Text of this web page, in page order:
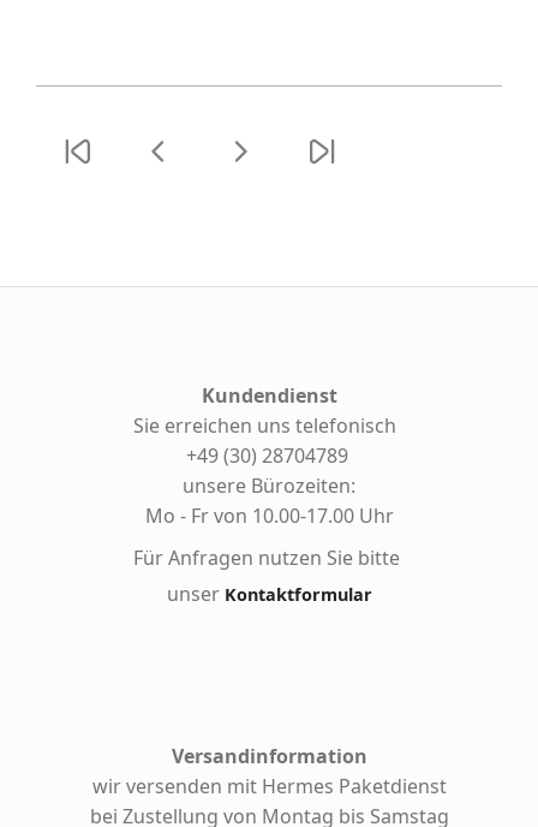
Kundendienst
Sie erreichen uns telefonisch
+49 (30) 28704789
unsere Bürozeiten:
Mo - Fr von 10.00-17.00 Uhr
Für Anfragen nutzen Sie bitte
unser Kontaktformular
Versandinformation
wir versenden mit Hermes Paketdienst
bei Zustellung von Montag bis Samstag